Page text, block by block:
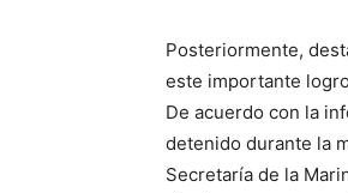
Posteriormente,
este importante
De acuerdo con la
detenido durante la
Secretaría de la